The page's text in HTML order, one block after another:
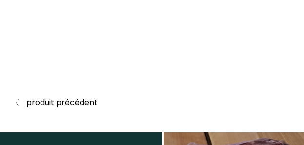
produit précédent